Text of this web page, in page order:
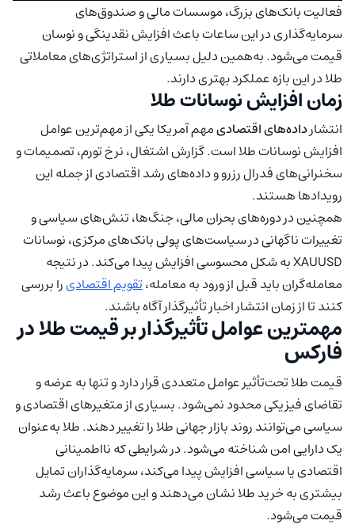
فعالیت بانک‌های بزرگ، موسسات مالی و صندوق‌های
سرمایه‌گذاری در این ساعات باعث افزایش نقدینگی و نوسان
قیمت می‌شود. به‌همین دلیل بسیاری از استراتژی‌های معاملاتی
طلا در این بازه عملکرد بهتری دارند.
زمان افزایش نوسانات طلا
انتشارداده‌های اقتصادیمهم آمریکا یکی از مهم‌ترین عوامل
افزایش نوسانات طلا است. گزارش اشتغال، نرخ تورم، تصمیمات و
سخنرانی‌های فدرال رزرو و داده‌های رشد اقتصادی از جمله این
رویدادها هستند.
همچنین در دوره‌های بحران مالی، جنگ‌ها، تنش‌های سیاسی و
تغییرات ناگهانی در سیاست‌های پولی بانک‌های مرکزی، نوسانات
XAUUSD به شکل محسوسی افزایش پیدا می‌کند. در نتیجه
معامله‌گران باید قبل از ورود به معامله،تقویم اقتصادیرا بررسی
کنند تا از زمان انتشار اخبار تأثیرگذار آگاه باشند.
مهمترین عوامل تأثیرگذار بر قیمت طلا در
فارکس
قیمت طلا تحت‌تأثیر عوامل متعددی قرار دارد و تنها به عرضه و
تقاضای فیزیکی محدود نمی‌شود. بسیاری از متغیرهای اقتصادی و
سیاسی می‌توانند روند بازار جهانی طلا را تغییر دهند. طلا به‌عنوان
یک دارایی امن شناخته می‌شود. در شرایطی که نااطمینانی
اقتصادی یا سیاسی افزایش پیدا می‌کند، سرمایه‌گذاران تمایل
بیشتری به خرید طلا نشان می‌دهند و این موضوع باعث رشد
قیمت می‌شود.